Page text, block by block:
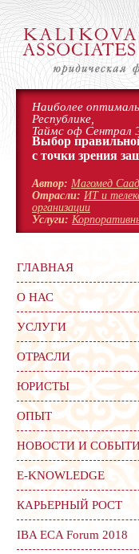
Наиболее
Республике,
Таймс оф Сентрал
Выбор
с точки зрения
Автор: Магомед
Отрасли: ИТ и
организации
Услуги:
ГЛАВНАЯ
О НАС
УСЛУГИ
ОТРАСЛИ
ЮРИСТЫ
ОПЫТ
НОВОСТИ И
Е-KNOWLEDGE
КАРЬЕРНЫЙ РОСТ
IBA ECA Forum 2018